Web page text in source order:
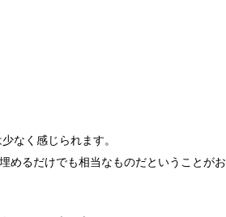
なく感じられます。
めるだけでも相当なものだということがお